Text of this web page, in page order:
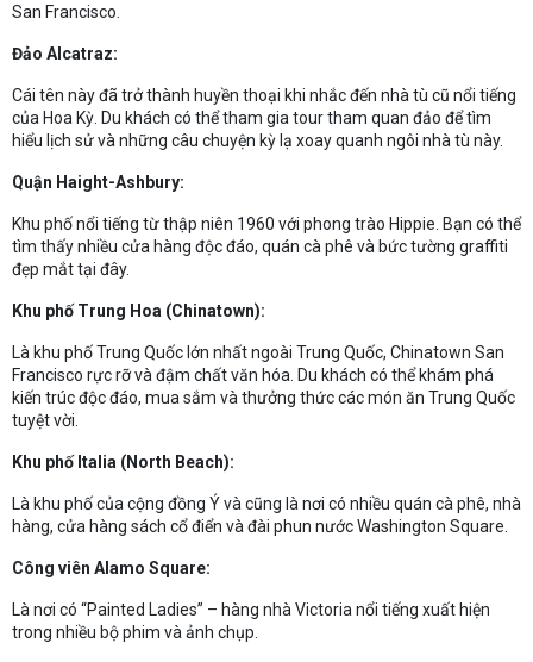
San Francisco.
Đảo Alcatraz:
Cái tên này đã trở thành huyền thoại khi nhắc đến nhà tù cũ nổi tiếng
của Hoa Kỳ. Du khách có thể tham gia tour tham quan đảo để tìm
hiểu lịch sử và những câu chuyện kỳ lạ xoay quanh ngôi nhà tù này.
Quận Haight-Ashbury:
Khu phố nổi tiếng từ thập niên 1960 với phong trào Hippie. Bạn có thể
tìm thấy nhiều cửa hàng độc đáo, quán cà phê và bức tường graffiti
đẹp mắt tại đây.
Khu phố Trung Hoa (Chinatown):
Là khu phố Trung Quốc lớn nhất ngoài Trung Quốc, Chinatown San
Francisco rực rỡ và đậm chất văn hóa. Du khách có thể khám phá
kiến trúc độc đáo, mua sắm và thưởng thức các món ăn Trung Quốc
tuyệt vời.
Khu phố Italia (North Beach):
Là khu phố của cộng đồng Ý và cũng là nơi có nhiều quán cà phê, nhà
hàng, cửa hàng sách cổ điển và đài phun nước Washington Square.
Công viên Alamo Square:
Là nơi có “Painted Ladies” – hàng nhà Victoria nổi tiếng xuất hiện
trong nhiều bộ phim và ảnh chụp.